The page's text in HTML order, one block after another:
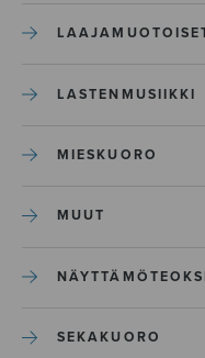
LASTENMUSIIKKI
MIESKUORO
MUUT
SEKAKUORO